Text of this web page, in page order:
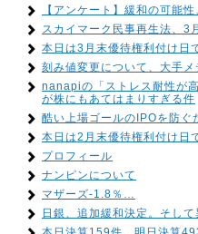
【アンケート】緩和の可能
スカイマーク民事再生法、3
本日は3月末優待権利付け日
刻み値変更について、大手
nanapiの「ストレス耐性が
が株にもあてはまりすぎる件
酷い上場ゴールのIPOを防ぐ
本日は2月末優待権利付け日
プロフィール
ナンピンについて
マザーズ-1.8％…
日銀、追加緩和決定。そし